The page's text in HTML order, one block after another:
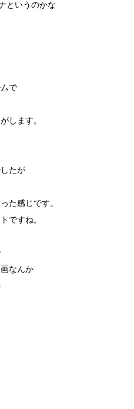
というのかな
で
します。
たが
た感じです。
ですね。
なんか